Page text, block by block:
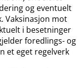
og eventuelt
Vaksinasjon mot
i besetninger
foredlings- og
et eget regelverk